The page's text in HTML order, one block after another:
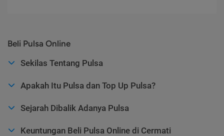
Beli Pulsa Online
Sekilas Tentang Pulsa
Apakah Itu Pulsa dan Top Up Pulsa?
Sejarah Dibalik Adanya Pulsa
Keuntungan Beli Pulsa Online di Cermati